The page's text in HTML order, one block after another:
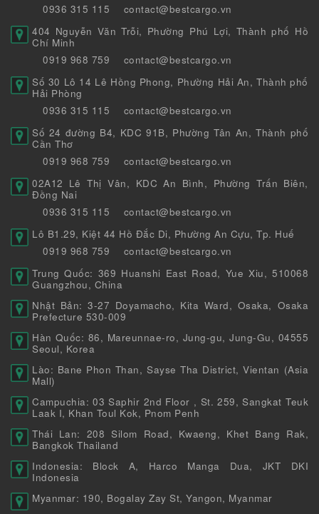
0936 315 115
contact@bestcargo.vn
404 Nguyễn Văn Trỗi, Phường Phú Lợi, Thành phố Hồ
Chí Minh
0919 968 759
contact@bestcargo.vn
Số 30 Lô 14 Lê Hồng Phong, Phường Hải An, Thành phố
Hải Phòng
0936 315 115
contact@bestcargo.vn
Số 24 đường B4, KDC 91B, Phường Tân An, Thành phố
Cần Thơ
0919 968 759
contact@bestcargo.vn
02A12 Lê Thị Vân, KDC An Bình, Phường Trấn Biên,
Đồng Nai
0936 315 115
contact@bestcargo.vn
Lô B1.29, Kiệt 44 Hồ Đắc Di, Phường An Cựu, Tp. Huế
0919 968 759
contact@bestcargo.vn
Trung Quốc: 369 Huanshi East Road, Yue Xiu, 510068
Guangzhou, China
Nhật Bản: 3-27 Doyamacho, Kita Ward, Osaka, Osaka
Prefecture 530-009
Hàn Quốc: 86, Mareunnae-ro, Jung-gu, Jung-Gu, 04555
Seoul, Korea
Lào: Bane Phon Than, Sayse Tha District, Vientan (Asia
Mall)
Campuchia: 03 Saphir 2nd Floor , St. 259, Sangkat Teuk
Laak I, Khan Toul Kok, Pnom Penh
Thái Lan: 208 Silom Road, Kwaeng, Khet Bang Rak,
Bangkok Thailand
Indonesia: Block A, Harco Manga Dua, JKT DKI
Indonesia
Myanmar: 190, Bogalay Zay St, Yangon, Myanmar